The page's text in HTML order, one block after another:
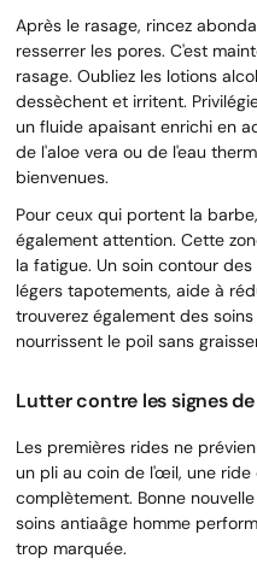
Après le rasage, rincez
resserrer les pores. C'est
rasage. Oubliez les lotions
dessèchent et irritent.
un fluide apaisant enrichi en
de l'aloe vera ou de l'eau
bienvenues.
Pour ceux qui portent la
également attention. Cette
la fatigue. Un soin contour
légers tapotements, aide à
trouverez également des
nourrissent le poil sans
Lutter contre les signes
Les premières rides ne
un pli au coin de l'œil, une
complètement. Bonne
soins antiaâge homme
trop marquée.